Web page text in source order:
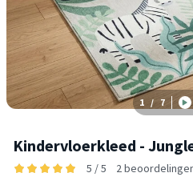
1 / 7
Kindervloerkleed -
5 / 5 2